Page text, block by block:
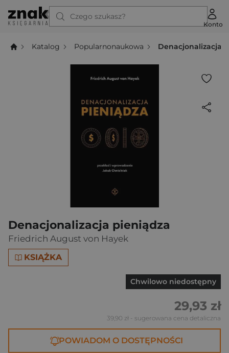
Czego szukasz?
Konto
Katalog Popularnonaukowa Denacjonalizacja
Denacjonalizacja pieniądza
Friedrich August von Hayek
KSIĄŻKA
Chwilowo niedostępny
29,93 zł
39,90 zł - sugerowana cena detaliczna
POWIADOM O DOSTĘPNOŚCI